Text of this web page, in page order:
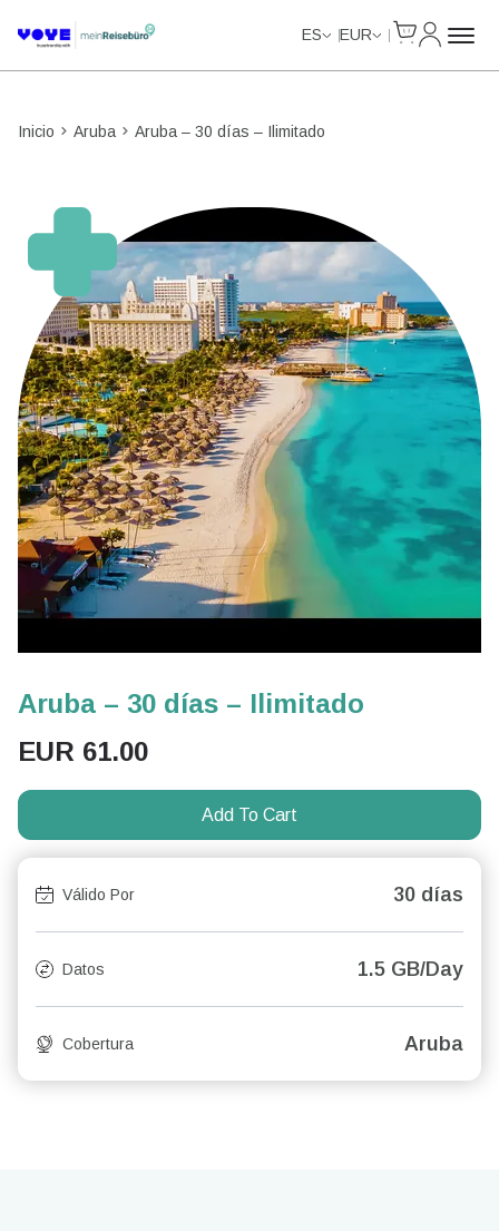
ES EUR
Inicio Aruba Aruba – 30 días – Ilimitado
Aruba – 30 días – Ilimitado
EUR 61.00
Add To Cart
Válido Por 30 días
Datos 1.5 GB/Day
Cobertura Aruba